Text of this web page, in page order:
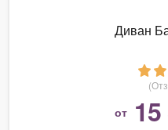
Диван
от